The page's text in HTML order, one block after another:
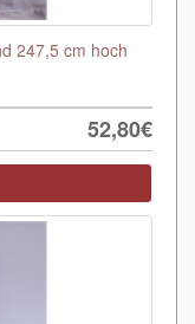
247,5 cm hoch
52,80€